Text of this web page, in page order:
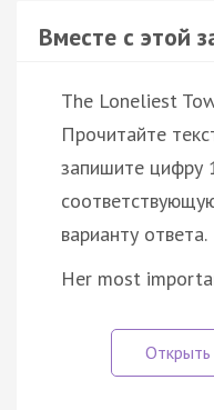
Вместе с этой
The Loneliest
Прочитайте
запишите цифру
варианту ответа.
Her most